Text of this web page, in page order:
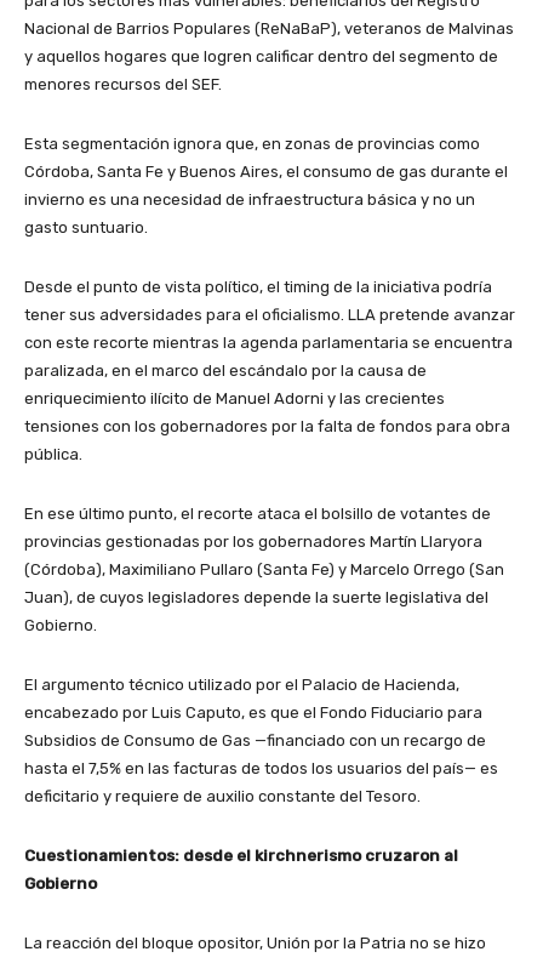
Nacional de Barrios Populares (ReNaBaP), veteranos de Malvinas
y aquellos hogares que logren calificar dentro del segmento de
menores recursos del SEF.
Esta segmentación ignora que, en zonas de provincias como
Córdoba, Santa Fe y Buenos Aires, el consumo de gas durante el
invierno es una necesidad de infraestructura básica y no un
gasto suntuario.
Desde el punto de vista político, el timing de la iniciativa podría
tener sus adversidades para el oficialismo. LLA pretende avanzar
con este recorte mientras la agenda parlamentaria se encuentra
paralizada, en el marco del escándalo por la causa de
enriquecimiento ilícito de Manuel Adorni y las crecientes
tensiones con los gobernadores por la falta de fondos para obra
pública.
En ese último punto, el recorte ataca el bolsillo de votantes de
provincias gestionadas por los gobernadores Martín Llaryora
(Córdoba), Maximiliano Pullaro (Santa Fe) y Marcelo Orrego (San
Juan), de cuyos legisladores depende la suerte legislativa del
Gobierno.
El argumento técnico utilizado por el Palacio de Hacienda,
encabezado por Luis Caputo, es que el Fondo Fiduciario para
Subsidios de Consumo de Gas —financiado con un recargo de
hasta el 7,5% en las facturas de todos los usuarios del país— es
deficitario y requiere de auxilio constante del Tesoro.
Cuestionamientos: desde el kirchnerismo cruzaron al
Gobierno
La reacción del bloque opositor, Unión por la Patria no se hizo